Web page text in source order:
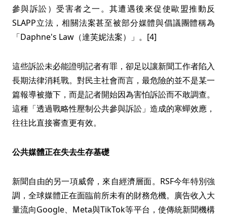
參與訴訟）受害者之一。其遭遇後來促使歐盟推動反
SLAPP立法，相關法案甚至被部分媒體與倡議團體稱為
「Daphne's Law（達芙妮法案）」。[4]
這些訴訟未必能證明記者有罪，卻足以讓新聞工作者陷入
長期法律消耗戰。對民主社會而言，最危險的並不是某一
篇報導被撤下，而是記者開始因為害怕訴訟而不敢調查。
這種「透過戰略性壓制公共參與訴訟」造成的寒蟬效應，
往往比直接審查更有效。
公共媒體正在失去生存基礎
新聞自由的另一項威脅，來自經濟層面。RSF今年特別強
調，全球媒體正在面臨前所未有的財務危機。廣告收入大
量流向Google、Meta與TikTok等平台，使傳統新聞機構